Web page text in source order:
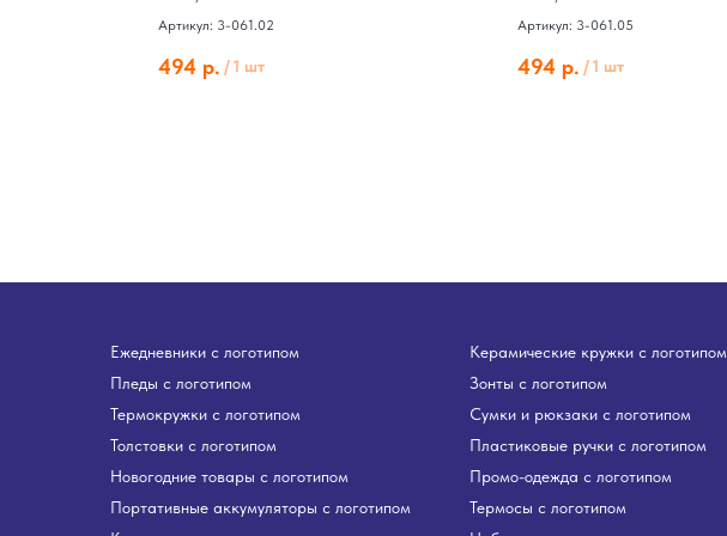
Артикул: 3-061.02
494 р. /1 шт
Артикул: 3-061.05
494 р. /1 шт
Ежедневники с логотипом
Пледы с логотипом
Термокружки с логотипом
Толстовки с логотипом
Новогодние товары с логотипом
Портативные аккумуляторы с логотипом
Керамические кружки с логотипом
Зонты с логотипом
Сумки и рюкзаки с логотипом
Пластиковые ручки с логотипом
Промо-одежда с логотипом
Термосы с логотипом